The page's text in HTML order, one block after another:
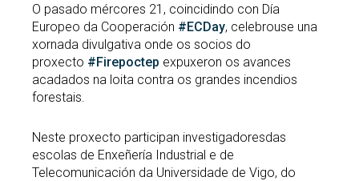
O pasado mércores 21, coincidindo con Día
Europeo da Cooperación #ECDay, celebrouse una
xornada divulgativa onde os socios do
proxecto #Firepoctep expuxeron os avances
acadados na loita contra os grandes incendios
forestais.
Neste proxecto participan investigadoresdas
escolas de Enxeñería Industrial e de
Telecomunicación da Universidade de Vigo, do